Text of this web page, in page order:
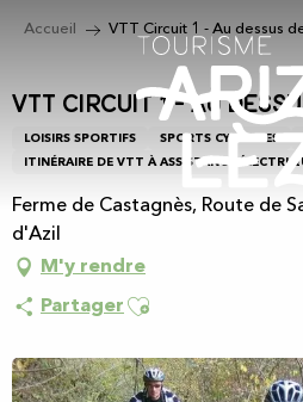
principal
Accueil VTT Circuit 1 - Au dessus
VTT Circuit 1 - Au
LOISIRS SPORTIFS SPORTS CYCLISTES
ITINÉRAIRE DE VTT À ASSISTANCE
Ferme de Castagnès, Route de
d'Azil
M'y rendre
Partager Ajouter aux favoris